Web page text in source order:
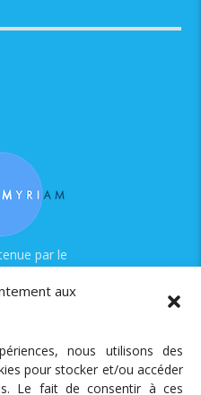
aux
nous utilisons des
pour stocker et/ou accéder
Le fait de consentir à ces
par le